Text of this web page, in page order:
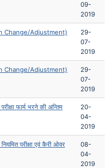
09-
2019
Change/Adjustment)
29-
07-
2019
Change/Adjustment)
29-
07-
2019
फार्म भरने की अन्तिम
20-
04-
2019
परीक्षा एवं कैरी ओवर
08-
04-
2019